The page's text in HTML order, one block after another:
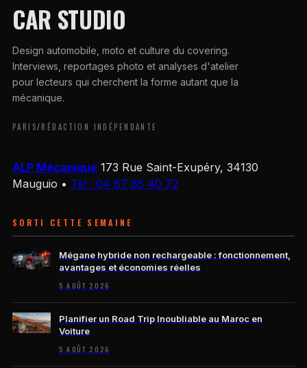
CAR STUDIO
Design automobile, moto et culture du covering.
Interviews, reportages photo et analyses d'atelier
pour lecteurs qui cherchent la forme autant que la
mécanique.
PARIS/RÉDACTION INDÉPENDANTE
ALP Mécanique 173 Rue Saint-Exupéry, 34130
Mauguio • Tél : 04 67 85 40 72
SORTI CETTE SEMAINE
Mégane hybride non rechargeable : fonctionnement,
avantages et économies réelles
5 AOÛT 2026
Planifier un Road Trip Inoubliable au Maroc en
Voiture
5 AOÛT 2026